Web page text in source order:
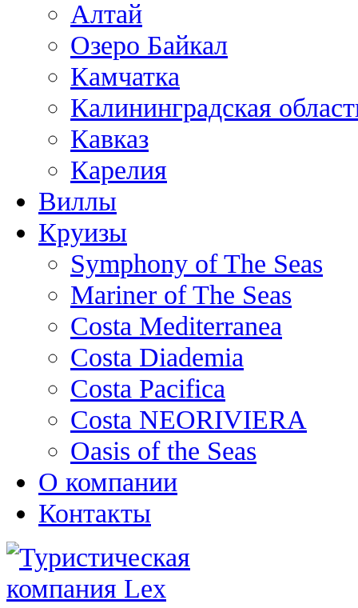
Алтай
Озеро Байкал
Камчатка
Калининградская
Кавказ
Карелия
Виллы
Круизы
Symphony of The Seas
Mariner of The Seas
Costa Mediterranea
Costa Diademia
Costa Pacifica
Costa NEORIVIERA
Oasis of the Seas
О компании
Контакты